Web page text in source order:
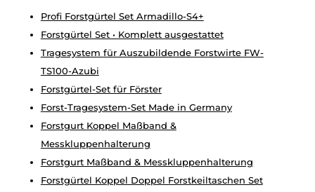
Profi Forstgürtel Set Armadillo-S4+
Forstgürtel Set • Komplett ausgestattet
Tragesystem für Auszubildende Forstwirte FW-
TS100-Azubi
Forstgürtel-Set für Förster
Forst-Tragesystem-Set Made in Germany
Forstgurt Koppel Maßband &
Messkluppenhalterung
Forstgurt Maßband & Messkluppenhalterung
Forstgürtel Koppel Doppel Forstkeiltaschen Set